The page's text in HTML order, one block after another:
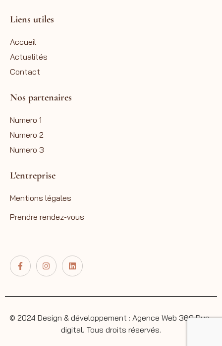
Liens utiles
Accueil
Actualités
Contact
Nos partenaires
Numero 1
Numero 2
Numero 3
L'entreprise
Mentions légales
Prendre rendez-vous
© 2024 Design & développement : Agence Web 360 Duo-
digital. Tous droits réservés.